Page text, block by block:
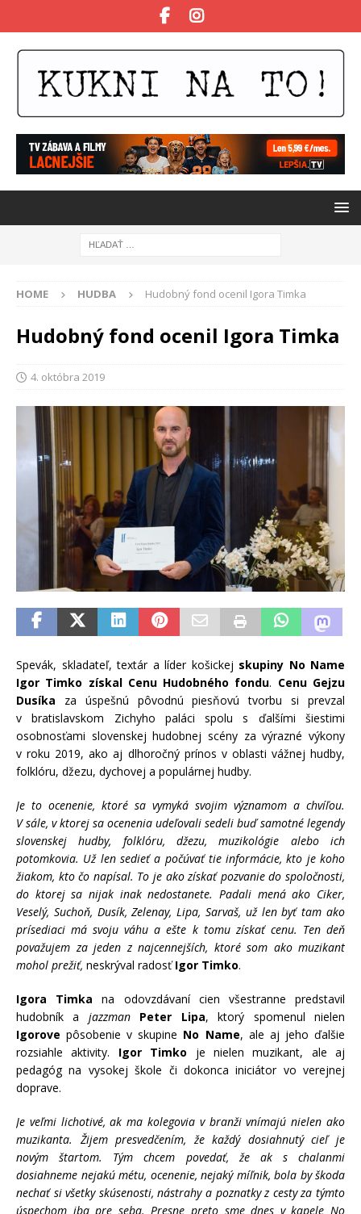
HOME HUDBA Hudobný fond ocenil Igora Timka
Hudobný fond ocenil Igora Timka
4. októbra 2019
Spevák, skladateľ, textár a líder košickej skupiny No Name
Igor Timko získal Cenu Hudobného fondu. Cenu Gejzu
Dusíka za úspešnú pôvodnú piesňovú tvorbu si prevzal
v bratislavskom Zichyho paláci spolu s ďalšími šiestimi
osobnosťami slovenskej hudobnej scény za výrazné výkony
v roku 2019, ako aj dlhoročný prínos v oblasti vážnej hudby,
folklóru, džezu, dychovej a populárnej hudby.
Je to ocenenie, ktoré sa vymyká svojim významom a chvíľou.
V sále, v ktorej sa ocenenia udeľovali sedeli buď samotné legendy
slovenskej hudby, folklóru, džezu, muzikológie alebo ich
potomkovia. Už len sedieť a počúvať tie informácie, kto je koho
žiakom, kto čo napísal. To je ako získať pozvanie do spoločnosti,
do ktorej sa nijak inak nedostanete. Padali mená ako Ciker,
Veselý, Suchoň, Dusík, Zelenay, Lipa, Sarvaš, už len byť tam ako
prísediaci má svoju váhu a ešte k tomu získať cenu. Ten deň
považujem za jeden z najcennejších, ktoré som ako muzikant
mohol prežiť, neskrýval radosťIgor Timko.
Igora Timka na odovzdávaní cien všestranne predstavil
hudobník a jazzman Peter Lipa, ktorý spomenul nielen
Igorove pôsobenie v skupine No Name, ale aj jeho ďalšie
rozsiahle aktivity. Igor Timko je nielen muzikant, ale aj
pedagóg na vysokej škole či dokonca iniciátor vo verejnej
doprave.
Je veľmi lichotivé, ak ma kolegovia v branži vnímajú nielen ako
muzikanta. Žijem presvedčením, že každý dosiahnutý cieľ je
novým štartom. Tým chcem povedať, že ak s chalanmi
dosiahneme nejakú métu, ocenenie, nejaký míľnik, bola by škoda
nechať si všetky skúsenosti, nástrahy a poznatky z cesty za týmto
úspechom iba pre seba. Presne preto sme dnes v kapele No